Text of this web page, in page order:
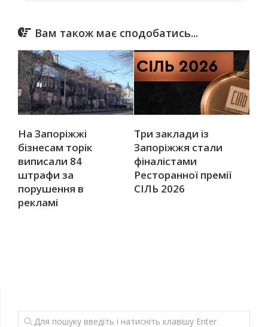
Вам також має сподобатись...
На Запоріжжі
бізнесам торік
виписали 84
штрафи за
порушення в
рекламі
Три заклади із
Запоріжжя стали
фіналістами
Ресторанної премії
СІЛЬ 2026